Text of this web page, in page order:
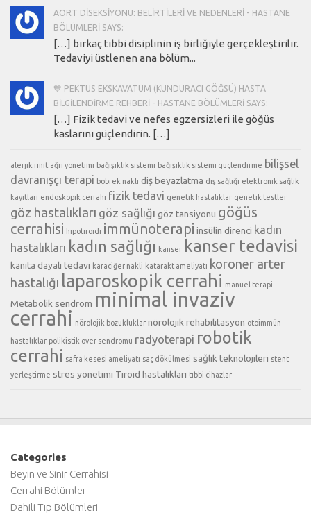
AORT DISEKSIYONU: BELIRTILERI VE NEDENLERI - HASTANE
BÖLÜMLERI SAYS:
[…] birkaç tıbbi disiplinin iş birliğiyle gerçekleştirilir.
Tedaviyi üstlenen ana bölüm...
💙 PEKTUS EKSKAVATUM (KUNDURACI GÖĞSÜ) HASTA
BILGILENDIRME REHBERI - HASTANE BÖLÜMLERI SAYS:
[…] Fizik tedavi ve nefes egzersizleri ile göğüs
kaslarını güçlendirin. […]
alerjik rinit ağrı yönetimi bağışıklık sistemi bağışıklık sistemi güçlendirme bilişsel
davranışçı terapi böbrek nakli diş beyazlatma diş sağlığı elektronik sağlık
kayıtları endoskopik cerrahi fizik tedavi genetik hastalıklar genetik testler
göz hastalıkları göz sağlığı göz tansiyonu göğüs
cerrahisi hipotiroidi immünoterapi insülin direnci kadın
hastalıkları kadın sağlığı kanser kanser tedavisi
kanıta dayalı tedavi karaciğer nakli katarakt ameliyatı koroner arter
hastalığı laparoskopik cerrahi manuel terapi
Metabolik sendrom minimal invaziv
cerrahi nörolojik bozukluklar nörolojik rehabilitasyon otoimmün
hastalıklar polikistik over sendromu radyoterapi robotik
cerrahi safra kesesi ameliyatı saç dökülmesi sağlık teknolojileri stent
yerleştirme stres yönetimi Tiroid hastalıkları tıbbi cihazlar
Categories
Beyin ve Sinir Cerrahisi
Cerrahi Bölümler
Dahili Tıp Bölümleri